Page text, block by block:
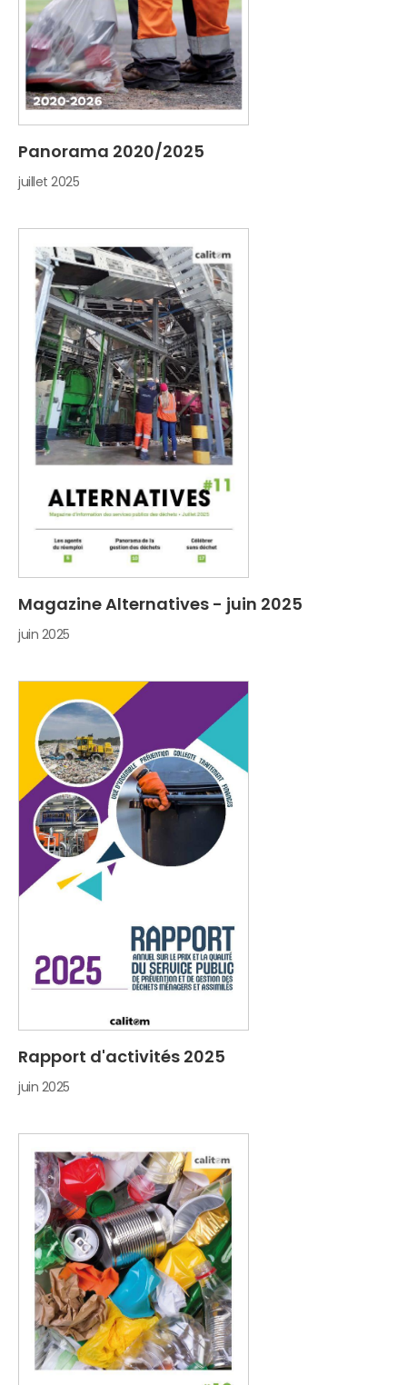
Panorama 2020/2025
juillet 2025
Magazine Alternatives - juin 2025
juin 2025
Rapport d'activités 2025
juin 2025